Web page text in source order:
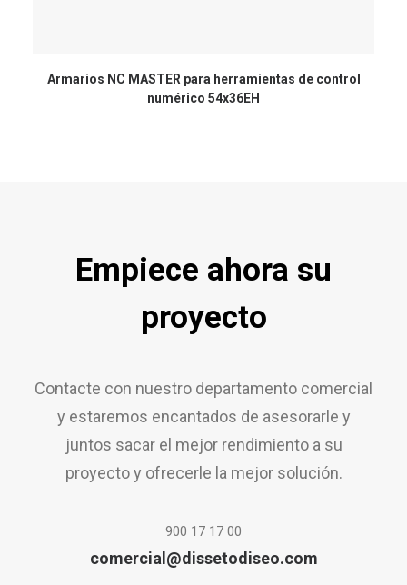
Armarios NC MASTER para herramientas de control
numérico 54x36EH
Empiece ahora su
proyecto
Contacte con nuestro departamento comercial
y estaremos encantados de asesorarle y
juntos sacar el mejor rendimiento a su
proyecto y ofrecerle la mejor solución.
900 17 17 00
comercial@dissetodiseo.com